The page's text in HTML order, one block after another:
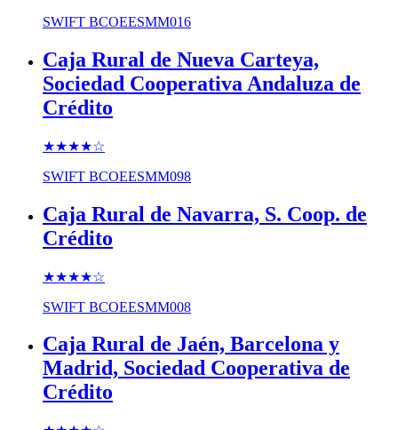
SWIFT BCOEESMM016
Caja Rural de Nueva Carteya,
Sociedad Cooperativa Andaluza de
Crédito
★★★★☆
SWIFT BCOEESMM098
Caja Rural de Navarra, S. Coop. de
Crédito
★★★★☆
SWIFT BCOEESMM008
Caja Rural de Jaén, Barcelona y
Madrid, Sociedad Cooperativa de
Crédito